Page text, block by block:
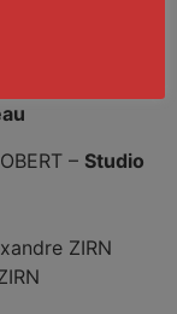
– Studio
ZIRN